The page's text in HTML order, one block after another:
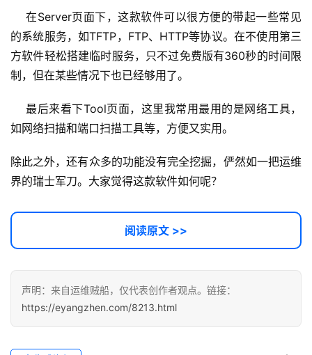
经
验
教
软
应
用
服
项
登录 注册
在Server页面下，这款软件可以很方便的带起一些常见
的系统服务，如TFTP，FTP、HTTP等协议。在不使用第三
方软件轻松搭建临时服务，只不过免费版有360秒的时间限
制，但在某些情况下也已经够用了。
最后来看下Tool页面，这里我常用最用的是网络工具，
如网络扫描和端口扫描工具等，方便又实用。
除此之外，还有众多的功能没有完全挖掘，俨然如一把运维
界的瑞士军刀。大家觉得这款软件如何呢？
阅读原文 >>
声明：来自运维贼船，仅代表创作者观点。链接：
https://eyangzhen.com/8213.html